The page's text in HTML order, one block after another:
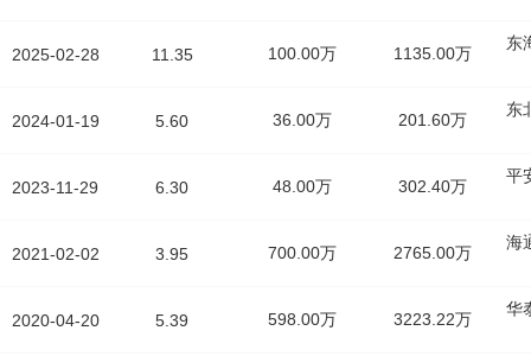
2025-02-28
2024-01-19
2023-11-29
2021-02-02
2020-04-20
11.35 100.00万 1135.00万
东
5.60 36.00万 201.60万
东
6.30 48.00万 302.40万
平
3.95 700.00万 2765.00万
海
5.39 598.00万 3223.22万
华